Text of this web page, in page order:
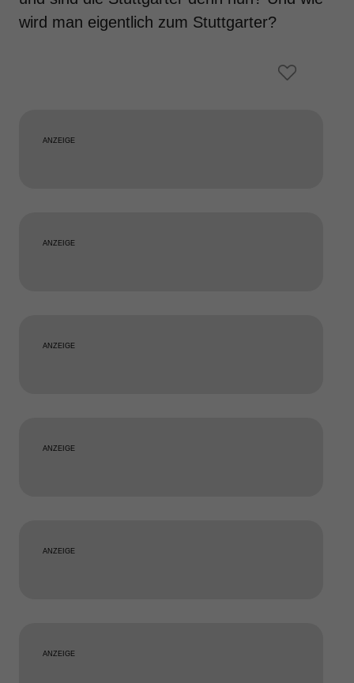
wird man eigentlich zum Stuttgarter?
ANZEIGE
ANZEIGE
ANZEIGE
ANZEIGE
ANZEIGE
ANZEIGE